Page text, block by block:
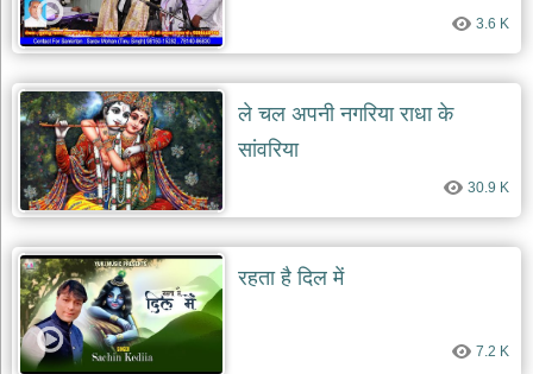
3.6 K
ले चल अपनी नगरिया राधा के
सांवरिया
30.9 K
रहता है दिल में
7.2 K